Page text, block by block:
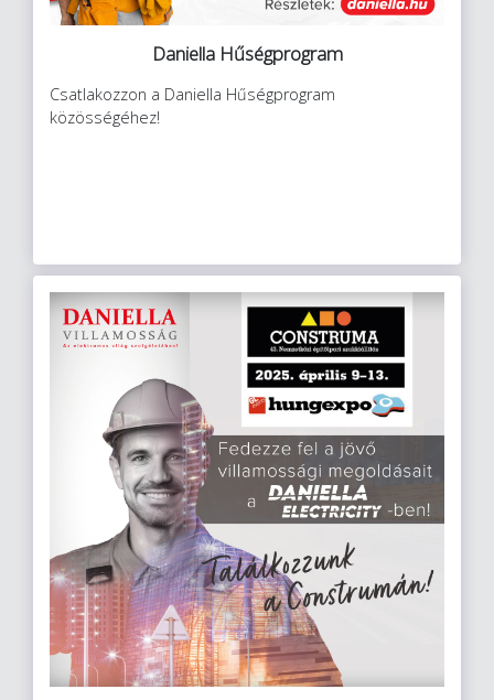
Daniella Hűségprogram
Csatlakozzon a Daniella Hűségprogram
közösségéhez!